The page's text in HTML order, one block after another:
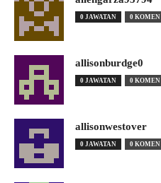
0 JAWATAN 0 KOMEN
allisonburdge0
0 JAWATAN 0 KOMEN
allisonwestover
0 JAWATAN 0 KOMEN